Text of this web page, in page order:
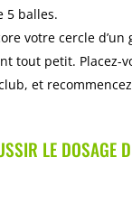
5 balles.
votre cercle
tout petit. Placez-
et recommencez
LE DOSAGE